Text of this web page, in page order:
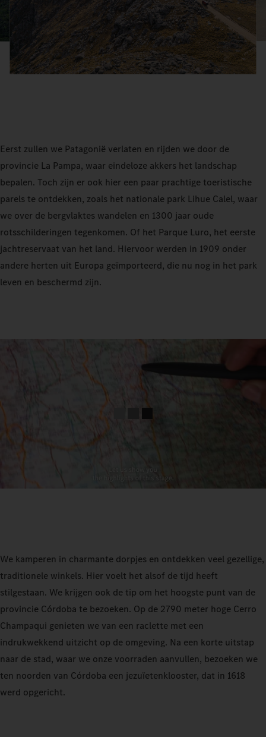
Eerst zullen we Patagonië verlaten en rijden we door de
provincie La Pampa, waar eindeloze akkers het landschap
bepalen. Toch zijn er ook hier een paar prachtige toeristische
parels te ontdekken, zoals het nationale park Lihue Calel, waar
we over de bergvlaktes wandelen en 1300 jaar oude
rotsschilderingen tegenkomen. Of het Parque Luro, het eerste
jachtreservaat van het land. Hiervoor werden in 1909 onder
andere herten uit Europa geïmporteerd, die nu nog in het park
leven en beschermd zijn.
We kamperen in charmante dorpjes en ontdekken veel gezellige,
traditionele winkels. Hier voelt het alsof de tijd heeft
stilgestaan. We krijgen ook de tip om het hoogste punt van de
provincie Córdoba te bezoeken. Op de 2790 meter hoge Cerro
Champaqui genieten we van een raclette met een
indrukwekkend uitzicht op de omgeving. Na een korte uitstap
naar de stad, waar we onze voorraden aanvullen, bezoeken we
ten noorden van Córdoba een jezuïetenklooster, dat in 1618
werd opgericht.